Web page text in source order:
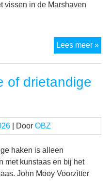
vissen in de Marshaven
Lees meer »
of drietandige
| Door OBZ
haken is alleen
met kunstaas en bij het
John Mooy Voorzitter